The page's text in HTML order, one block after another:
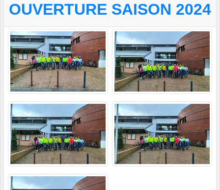
OUVERTURE SAISON 2024